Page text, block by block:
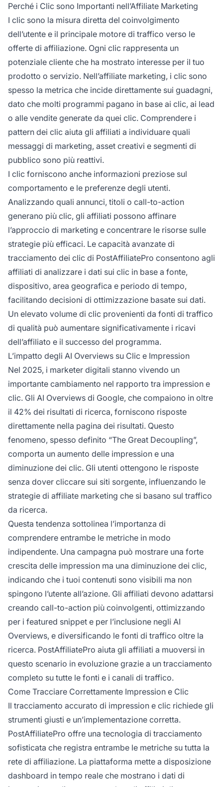
Perché i Clic sono Importanti nell’Affiliate Marketing
I clic sono la misura diretta del coinvolgimento
dell’utente e il principale motore di traffico verso le
offerte di affiliazione. Ogni clic rappresenta un
potenziale cliente che ha mostrato interesse per il tuo
prodotto o servizio. Nell’affiliate marketing, i clic sono
spesso la metrica che incide direttamente sui guadagni,
dato che molti programmi pagano in base ai clic, ai lead
o alle vendite generate da quei clic. Comprendere i
pattern dei clic aiuta gli affiliati a individuare quali
messaggi di marketing, asset creativi e segmenti di
pubblico sono più reattivi.
I clic forniscono anche informazioni preziose sul
comportamento e le preferenze degli utenti.
Analizzando quali annunci, titoli o call-to-action
generano più clic, gli affiliati possono affinare
l’approccio di marketing e concentrare le risorse sulle
strategie più efficaci. Le capacità avanzate di
tracciamento dei clic di PostAffiliatePro consentono agli
affiliati di analizzare i dati sui clic in base a fonte,
dispositivo, area geografica e periodo di tempo,
facilitando decisioni di ottimizzazione basate sui dati.
Un elevato volume di clic provenienti da fonti di traffico
di qualità può aumentare significativamente i ricavi
dell’affiliato e il successo del programma.
L’impatto degli AI Overviews su Clic e Impression
Nel 2025, i marketer digitali stanno vivendo un
importante cambiamento nel rapporto tra impression e
clic. Gli AI Overviews di Google, che compaiono in oltre
il 42% dei risultati di ricerca, forniscono risposte
direttamente nella pagina dei risultati. Questo
fenomeno, spesso definito “The Great Decoupling”,
comporta un aumento delle impression e una
diminuzione dei clic. Gli utenti ottengono le risposte
senza dover cliccare sui siti sorgente, influenzando le
strategie di affiliate marketing che si basano sul traffico
da ricerca.
Questa tendenza sottolinea l’importanza di
comprendere entrambe le metriche in modo
indipendente. Una campagna può mostrare una forte
crescita delle impression ma una diminuzione dei clic,
indicando che i tuoi contenuti sono visibili ma non
spingono l’utente all’azione. Gli affiliati devono adattarsi
creando call-to-action più coinvolgenti, ottimizzando
per i featured snippet e per l’inclusione negli AI
Overviews, e diversificando le fonti di traffico oltre la
ricerca. PostAffiliatePro aiuta gli affiliati a muoversi in
questo scenario in evoluzione grazie a un tracciamento
completo su tutte le fonti e i canali di traffico.
Come Tracciare Correttamente Impression e Clic
Il tracciamento accurato di impression e clic richiede gli
strumenti giusti e un’implementazione corretta.
PostAffiliatePro offre una tecnologia di tracciamento
sofisticata che registra entrambe le metriche su tutta la
rete di affiliazione. La piattaforma mette a disposizione
dashboard in tempo reale che mostrano i dati di